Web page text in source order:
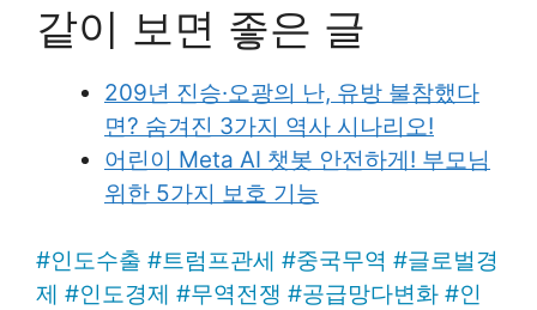
같이 보면 좋은 글
209년 진승·오광의 난, 유방 불참했다
면? 숨겨진 3가지 역사 시나리오!
어린이 Meta AI 챗봇 안전하게! 부모님
위한 5가지 보호 기능
#인도수출 #트럼프관세 #중국무역 #글로벌경
제 #인도경제 #무역전쟁 #공급망다변화 #인